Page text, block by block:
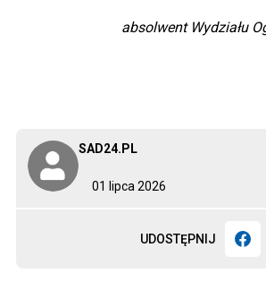
01 lipca 2026
SAD24.PL
UDOSTĘPNIJ
absolwent Wydziału